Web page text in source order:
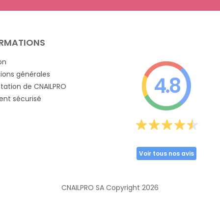
générales
de CNAILPRO
sécurisé
4.8
Voir tous nos avis
CNAILPRO SA Copyright 2026